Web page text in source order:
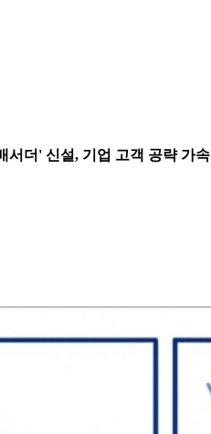
서더' 신설, 기업 고객 공략 가속